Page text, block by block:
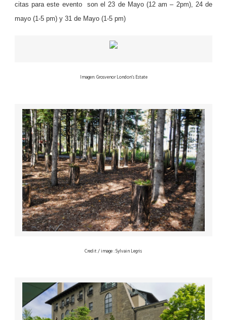
citas para este evento
son el 23 de Mayo (12 am – 2pm), 24 de
mayo (1-5 pm) y 31 de Mayo (1-5 pm)
Imagen: Grosvenor London’s Estate
Credit / image : Sylvain Legris